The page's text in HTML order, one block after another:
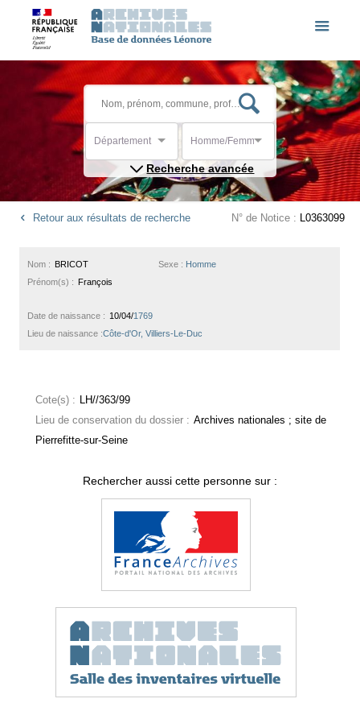
Département Homme/Femme
Recherche avancée
Retour aux résultats de recherche N° de Notice : L0363099
Sexe : Homme
Nom : BRICOT
Prénom(s) : François
Date de naissance : 10/04/1769
Lieu de naissance :Côte-d'Or, Villiers-Le-Duc
Cote(s) : LH//363/99
Lieu de conservation du dossier : Archives nationales ; site de
Pierrefitte-sur-Seine
Rechercher aussi cette personne sur :